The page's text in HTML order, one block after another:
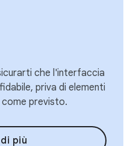
che l'interfaccia
priva di elementi
previsto.
più